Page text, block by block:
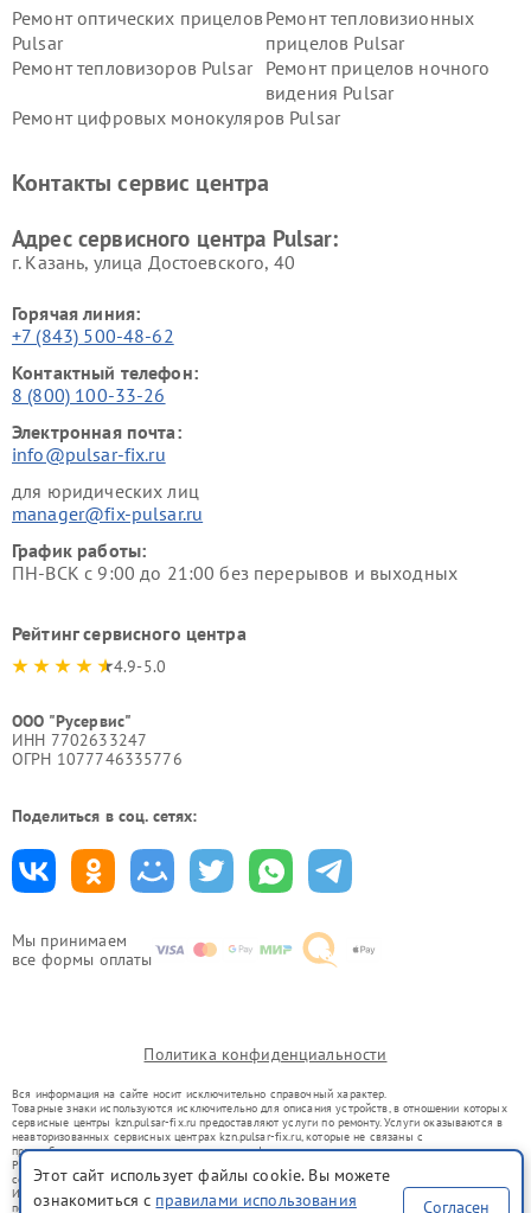
Мы принимаем
все формы оплаты
Ремонт оптических прицелов
Pulsar
Ремонт тепловизионных
прицелов Pulsar
Ремонт тепловизоров Pulsar
Ремонт прицелов ночного
видения Pulsar
Ремонт цифровых монокуляров Pulsar
Контакты сервис центра
Адрес сервисного центра Pulsar:
г. Казань, улица Достоевского, 40
Горячая линия:
+7 (843) 500-48-62
Контактный телефон:
8 (800) 100-33-26
Электронная почта:
info@pulsar-fix.ru
для юридических лиц
manager@fix-pulsar.ru
График работы:
ПН-ВСК с 9:00 до 21:00 без перерывов и выходных
Рейтинг сервисного центра
4.9-5.0
ООО "Русервис"
ИНН 7702633247
ОГРН 1077746335776
Поделиться в соц. сетях:
Политика конфиденциальности
Вся информация на сайте носит исключительно справочный характер.
Товарные знаки используются исключительно для описания устройств, в отношении которых
сервисные центры kzn.pulsar-fix.ru предоставляют услуги по ремонту. Услуги оказываются в
неавторизованных сервисных центрах kzn.pulsar-fix.ru, которые не связаны с
правообладателями товарных знаков или их официальными представителями.
Ремонт осуществляется для устройств, уже введенных в гражданский оборот в соответствии
со статьей 1487 ГК РФ.
Использование товарных знаков не преследует цели индивидуализации услуг или введения
потребителей в заблуждение, а служит для информирования о предоставляемых услугах по
Этот сайт использует файлы cookie. Вы можете
ознакомиться с правилами использования Согласен